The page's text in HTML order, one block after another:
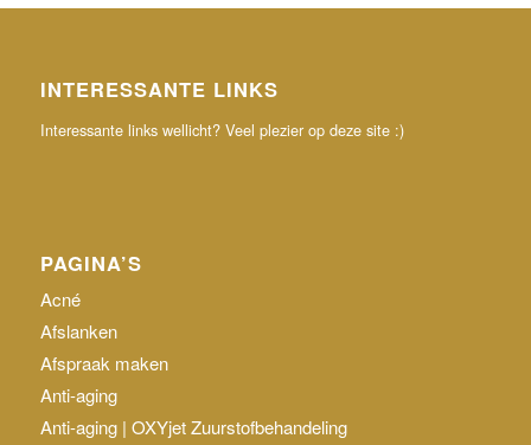
INTERESSANTE LINKS
Interessante links wellicht? Veel plezier op deze site :)
PAGINA’S
Acné
Afslanken
Afspraak maken
Anti-aging
Anti-aging | OXYjet Zuurstofbehandeling